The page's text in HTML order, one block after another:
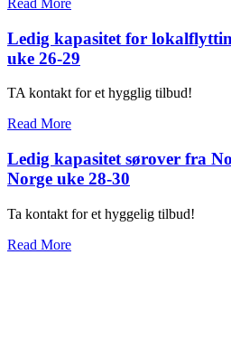
Read More
Ledig kapasitet for
uke 26-29
TA kontakt for et hygglig tilbud!
Read More
Ledig kapasitet sørover fra
Norge uke 28-30
Ta kontakt for et hyggelig tilbud!
Read More